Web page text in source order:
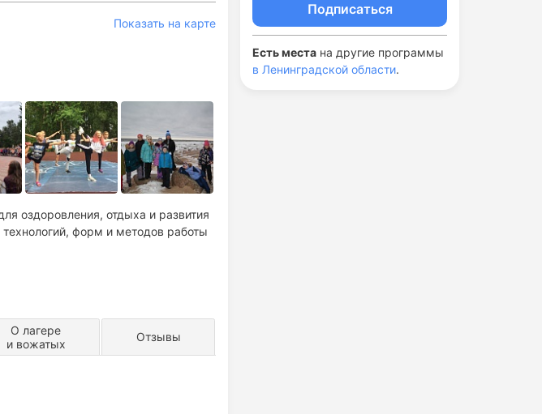
Показать на карте
оздоровления, отдыха и развития
форм и методов работы
О лагере
и вожатых
Отзывы
Подписаться
Есть места на другие программы
в Ленинградской области.